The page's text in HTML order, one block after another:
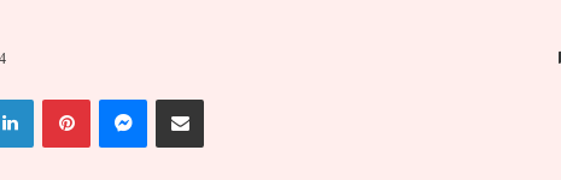
LinkedinPinterestMessengerPartager par email